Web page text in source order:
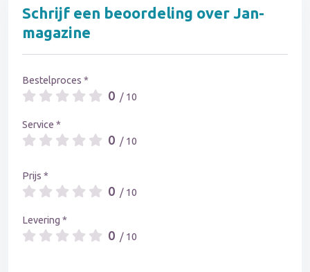
Schrijf een beoordeling over Jan-
magazine
Bestelproces *
0 / 10
Service *
0 / 10
Prijs *
0 / 10
Levering *
0 / 10